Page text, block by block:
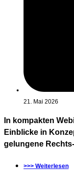
21. Mai 2026
In kompakten
Einblicke in
gelungene
>>> Weiterlesen